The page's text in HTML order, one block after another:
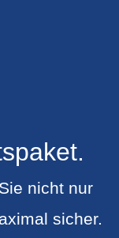
nicht nur
sicher.